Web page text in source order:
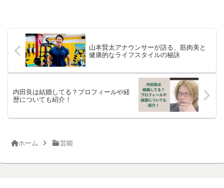
山本賢太アナウンサーが語る、筋肉美と
健康的なライフスタイルの秘訣
内田良は結婚してる？プロフィールや経
歴についても紹介！
ホーム 芸能